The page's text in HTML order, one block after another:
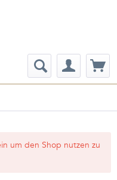
um den Shop nutzen zu